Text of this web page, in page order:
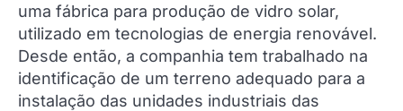
uma fábrica para produção de vidro solar,
utilizado em tecnologias de energia renovável.
Desde então, a companhia tem trabalhado na
identificação de um terreno adequado para a
instalação das unidades industriais das